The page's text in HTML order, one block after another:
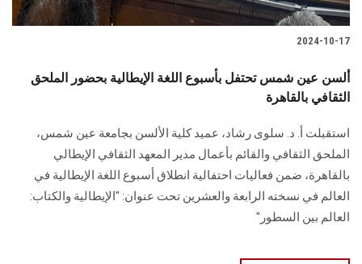
2024-10-17
ألسن عين شمس تحتفل بأسبوع اللغة الإيطالية بحضور الملحق
الثقافي بالقاهرة
استقبلت أ. د. سلوى رشاد، عميد كلية الألسن بجامعة عين شمس،
الملحق الثقافي والقائم بأعمال مدير المعهد الثقافي الإيطالي
بالقاهرة، ضمن فعاليات ‏احتفالية انطلاق أسبوع اللغة الإيطالية في
العالم في نسخته الرابعة والعشرين تحت عنوان: ‏‏"الإيطالية والكتاب:
العالم بين السطور"‏